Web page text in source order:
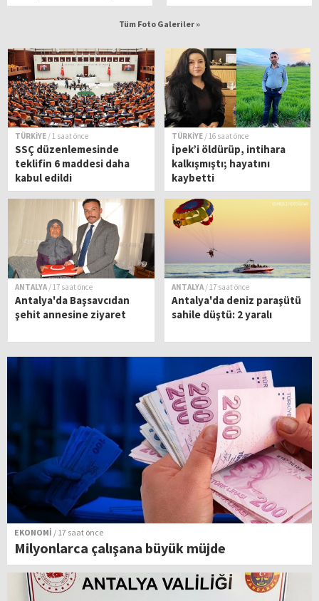
Tüm Foto Galeriler »
TÜRKİYE / 1 saat önce
SSÇ düzenlemesinde
teklifin 6 maddesi daha
kabul edildi
TÜRKİYE / 16 saat önce
İpek’i öldürüp, intihara
kalkışmıştı; hayatını
kaybetti
ANTALYA / 17 saat önce
Antalya'da Başsavcıdan
şehit annesine ziyaret
ANTALYA / 17 saat önce
Antalya'da deniz paraşütü
sahile düştü: 2 yaralı
EKONOMİ / 17 saat önce
Milyonlarca çalışana büyük müjde